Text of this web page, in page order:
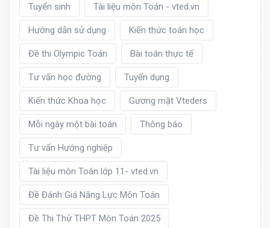
Tuyển sinh Tài liệu môn Toán - vted.vn
Hướng dẫn sử dụng Kiến thức toán học
Đề thi Olympic Toán Bài toán thực tế
Tư vấn học đường Tuyển dụng
Kiến thức Khoa học Gương mặt Vteders
Mỗi ngày một bài toán Thông báo
Tư vấn Hướng nghiệp
Tài liệu môn Toán lớp 11- vted.vn
Đề Đánh Giá Năng Lực Môn Toán
Đề Thi Thử THPT Môn Toán 2025